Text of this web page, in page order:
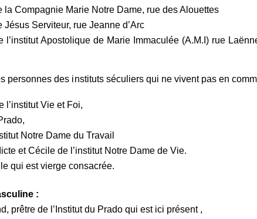
la Compagnie Marie Notre Dame, rue des Alouettes
Serviteur, rue Jeanne d’Arc
l’institut Apostolique de Marie Immaculée (A.M.I) rue
personnes des instituts séculiers qui ne vivent pas en
l’institut Vie et Foi,
Notre Dame du Travail
et Cécile de l’institut Notre Dame de Vie.
qui est vierge consacrée.
:
prêtre de l’Institut du Prado qui est ici présent ,